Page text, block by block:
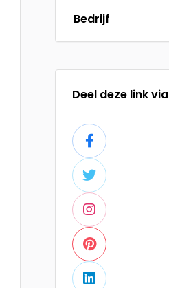
Bedrijf
Deel deze link via